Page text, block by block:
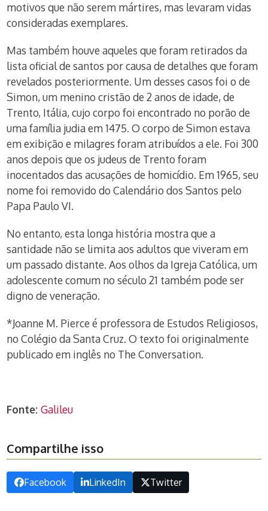
motivos que não serem mártires, mas levaram vidas
consideradas exemplares.
Mas também houve aqueles que foram retirados da
lista oficial de santos por causa de detalhes que foram
revelados posteriormente. Um desses casos foi o de
Simon, um menino cristão de 2 anos de idade, de
Trento, Itália, cujo corpo foi encontrado no porão de
uma família judia em 1475. O corpo de Simon estava
em exibição e milagres foram atribuídos a ele. Foi 300
anos depois que os judeus de Trento foram
inocentados das acusações de homicídio. Em 1965, seu
nome foi removido do Calendário dos Santos pelo
Papa Paulo VI.
No entanto, esta longa história mostra que a
santidade não se limita aos adultos que viveram em
um passado distante. Aos olhos da Igreja Católica, um
adolescente comum no século 21 também pode ser
digno de veneração.
*Joanne M. Pierce é professora de Estudos Religiosos,
no Colégio da Santa Cruz. O texto foi originalmente
publicado em inglês no The Conversation.
Fonte:Galileu
Compartilhe isso
Facebook LinkedIn Twitter